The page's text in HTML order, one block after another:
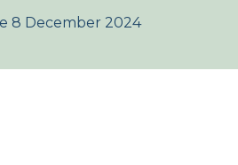
8 December 2024